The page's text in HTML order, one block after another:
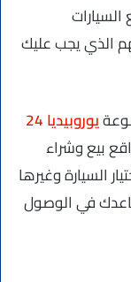
الذي يجب عليك
يوروبيديا 24
بيع وشراء
السيارة وغيرها
في الوصول